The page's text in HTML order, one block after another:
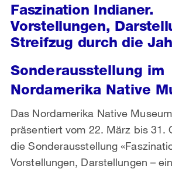
Faszination Indianer.
Vorstellungen,
Streifzug durch die
Sonderausstellung im
Nordamerika Native
Das Nordamerika Native
präsentiert vom 22. März bis 31.
die Sonderausstellung
Vorstellungen, Darstellungen –